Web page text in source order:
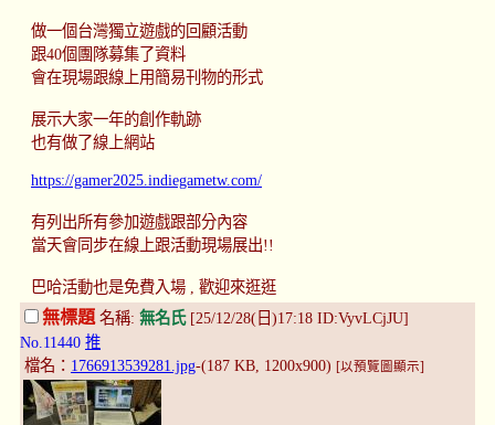
做一個台灣獨立遊戲的回顧活動
跟40個團隊募集了資料
會在現場跟線上用簡易刊物的形式
展示大家一年的創作軌跡
也有做了線上網站
https://gamer2025.indiegametw.com/
有列出所有參加遊戲跟部分內容
當天會同步在線上跟活動現場展出!!
巴哈活動也是免費入場 , 歡迎來逛逛
無標題名稱: 無名氏[25/12/28(日)17:18 ID:VyvLCjJU]
No.11440 推
檔名： 1766913539281.jpg-(187 KB, 1200x900) [以預覽圖顯示]